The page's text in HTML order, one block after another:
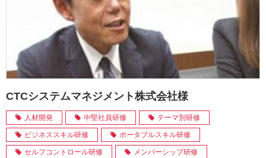
CTCシステムマネジメント株式会社様
人材開発 中堅社員研修 テーマ別研修
ビジネススキル研修 ポータブルスキル研修
セルフコントロール研修 メンバーシップ研修